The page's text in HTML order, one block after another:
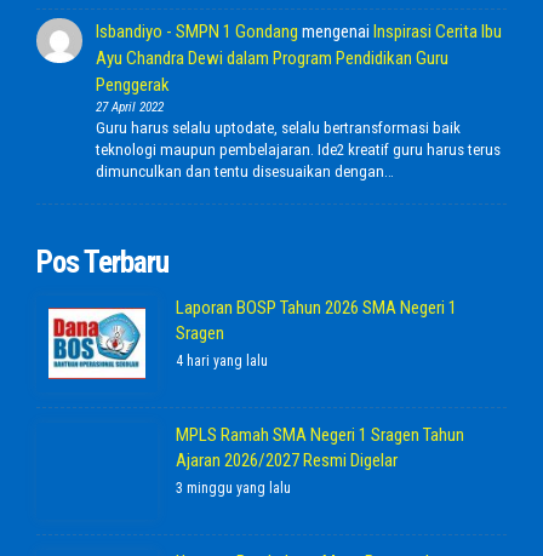
Isbandiyo - SMPN 1 Gondang mengenai Inspirasi Cerita Ibu
Ayu Chandra Dewi dalam Program Pendidikan Guru
Penggerak
27 April 2022
Guru harus selalu uptodate, selalu bertransformasi baik
teknologi maupun pembelajaran. Ide2 kreatif guru harus terus
dimunculkan dan tentu disesuaikan dengan…
Pos Terbaru
Laporan BOSP Tahun 2026 SMA Negeri 1
Sragen
4 hari yang lalu
MPLS Ramah SMA Negeri 1 Sragen Tahun
Ajaran 2026/2027 Resmi Digelar
3 minggu yang lalu